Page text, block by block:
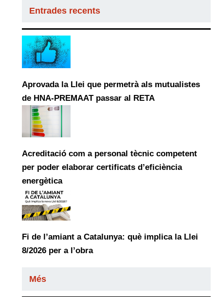
Entrades recents
Aprovada la Llei que permetrà als mutualistes
de HNA-PREMAAT passar al RETA
Acreditació com a personal tècnic competent
per poder elaborar certificats d’eficiència
energètica
Fi de l’amiant a Catalunya: què implica la Llei
8/2026 per a l’obra
Més